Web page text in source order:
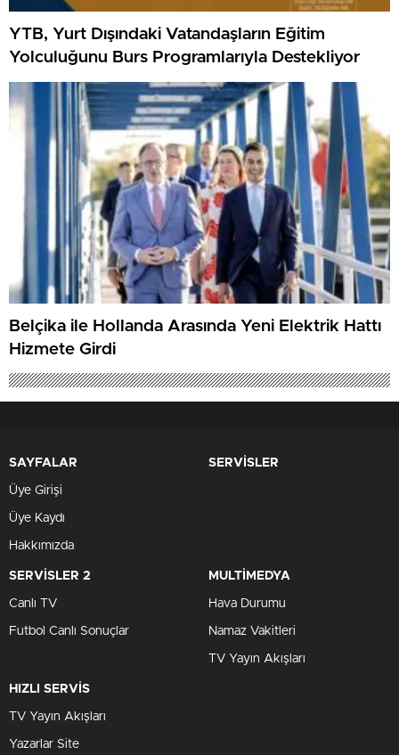
YTB, Yurt Dışındaki Vatandaşların Eğitim
Yolculuğunu Burs Programlarıyla Destekliyor
Belçika ile Hollanda Arasında Yeni Elektrik Hattı
Hizmete Girdi
SAYFALAR
Üye Girişi
Üye Kaydı
Hakkımızda
SERVİSLER
SERVİSLER 2
Canlı TV
Futbol Canlı Sonuçlar
MULTİMEDYA
Hava Durumu
Namaz Vakitleri
TV Yayın Akışları
HIZLI SERVİS
TV Yayın Akışları
Yazarlar Site